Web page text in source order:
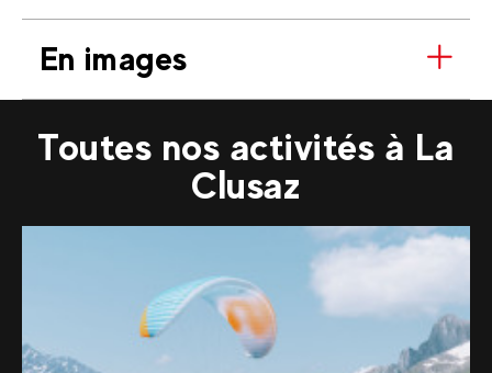
En images
Toutes nos activités à La
Clusaz